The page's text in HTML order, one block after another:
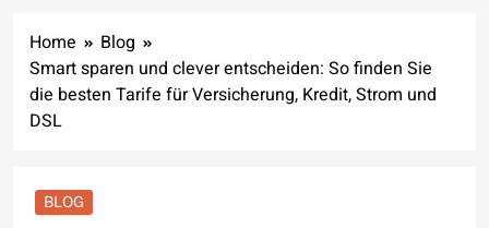
Home
Blog
Smart sparen und clever entscheiden: So finden Sie
die besten Tarife für Versicherung, Kredit, Strom und
DSL
BLOG